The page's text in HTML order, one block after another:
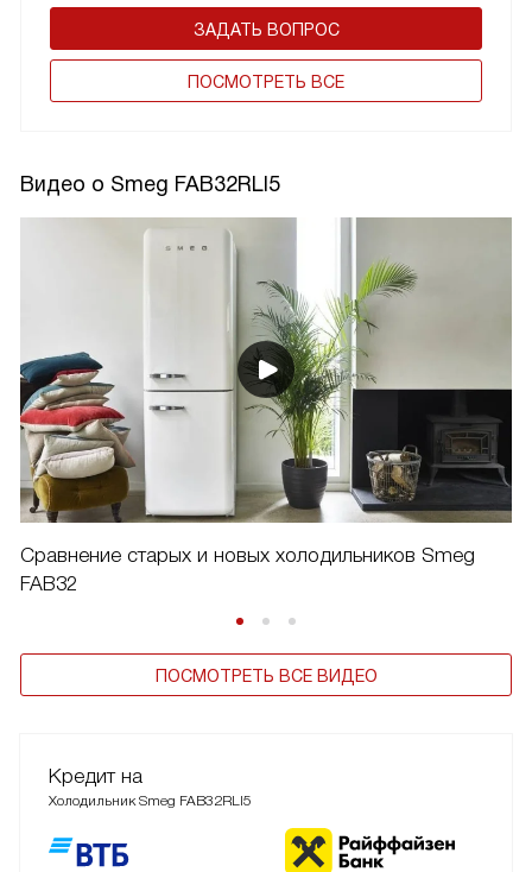
ЗАДАТЬ ВОПРОС
ПОCМОТРЕТЬ ВСЕ
Видео о Smeg FAB32RLI5
Сравнение старых и новых холодильников Smeg
FAB32
ПОСМОТРЕТЬ ВСЕ ВИДЕО
Кредит на
Холодильник Smeg FAB32RLI5